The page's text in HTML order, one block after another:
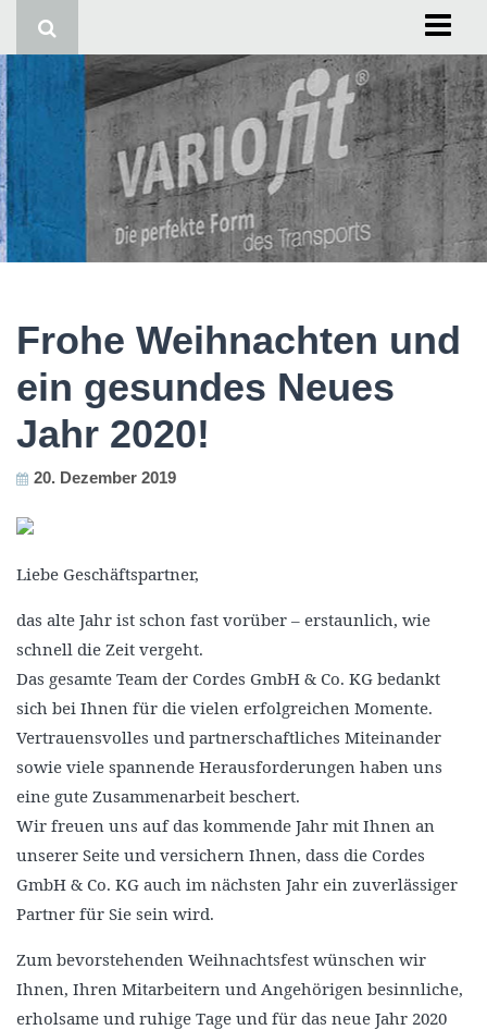
Impressum
Frohe Weihnachten und
ein gesundes Neues
Jahr 2020!
20. Dezember 2019
Liebe Geschäftspartner,
das alte Jahr ist schon fast vorüber – erstaunlich, wie
schnell die Zeit vergeht.
Das gesamte Team der Cordes GmbH & Co. KG bedankt
sich bei Ihnen für die vielen erfolgreichen Momente.
Vertrauensvolles und partnerschaftliches Miteinander
sowie viele spannende Herausforderungen haben uns
eine gute Zusammenarbeit beschert.
Wir freuen uns auf das kommende Jahr mit Ihnen an
unserer Seite und versichern Ihnen, dass die Cordes
GmbH & Co. KG auch im nächsten Jahr ein zuverlässiger
Partner für Sie sein wird.
Zum bevorstehenden Weihnachtsfest wünschen wir
Ihnen, Ihren Mitarbeitern und Angehörigen besinnliche,
erholsame und ruhige Tage und für das neue Jahr 2020